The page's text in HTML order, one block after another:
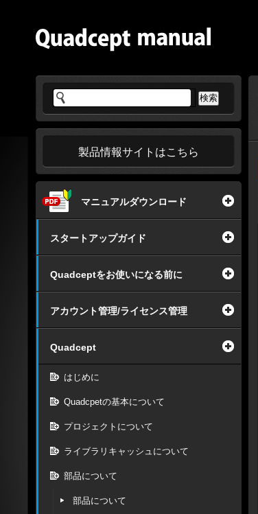
製品情報サイトはこちら
マニュアルダウンロード
スタートアップガイド
Quadceptをお使いになる前に
アカウント管理/ライセンス管理
Quadcept
はじめに
Quadcpetの基本について
プロジェクトについて
ライブラリキャッシュについて
部品について
部品について